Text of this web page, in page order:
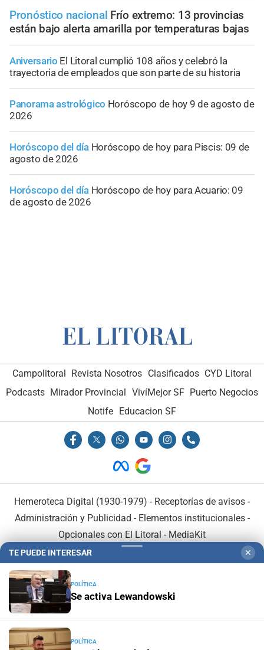
Pronóstico nacional Frío extremo: 13 provincias
están bajo alerta amarilla por temperaturas bajas
Aniversario El Litoral cumplió 108 años y celebró la
trayectoria de empleados que son parte de su historia
Panorama astrológico Horóscopo de hoy 9 de agosto de
2026
Horóscopo del día Horóscopo de hoy para Piscis: 09 de
agosto de 2026
Horóscopo del día Horóscopo de hoy para Acuario: 09
de agosto de 2026
Campolitoral Revista Nosotros Clasificados CYD Litoral
Podcasts Mirador Provincial VivíMejor SF Puerto Negocios
Notife Educacion SF
Hemeroteca Digital (1930-1979) - Receptorías de avisos -
Administración y Publicidad - Elementos institucionales-
Opcionales con El Litoral - MediaKit
En Asociación con:
TE PUEDE INTERESAR ✕
POLÍTICA
Se activa Lewandowski
POLÍTICA